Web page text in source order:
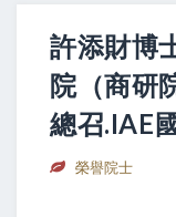
許添財博
院（商研
總召.IAE
榮譽院士